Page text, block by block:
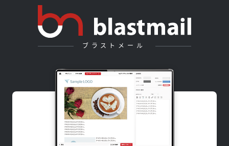
ブラストメール